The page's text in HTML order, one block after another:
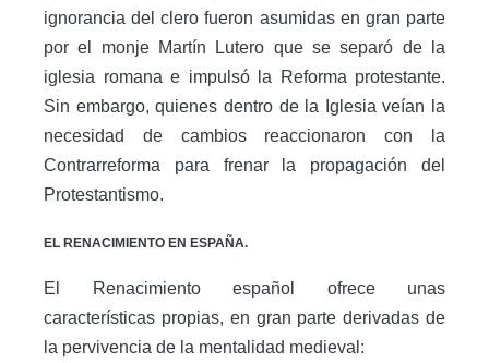
ignorancia del clero fueron asumidas en gran parte
por el monje Martín Lutero que se separó de la
iglesia romana e impulsó la Reforma protestante.
Sin embargo, quienes dentro de la Iglesia veían la
necesidad de cambios reaccionaron con la
Contrarreforma para frenar la propagación del
Protestantismo.
EL RENACIMIENTO EN ESPAÑA.
El Renacimiento español ofrece unas
características propias, en gran parte derivadas de
la pervivencia de la mentalidad medieval: